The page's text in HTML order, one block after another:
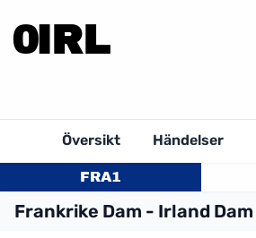
0IRL
Översikt Händelser
FRA1
Frankrike Dam - Irland Dam